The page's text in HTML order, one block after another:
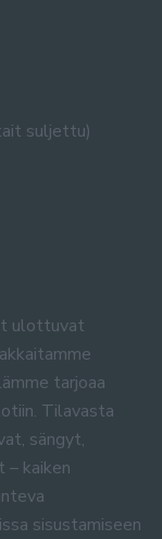
suljettu)
ulottuvat
tarjoaa
Tilavasta
sängyt,
kaiken
sisustamiseen